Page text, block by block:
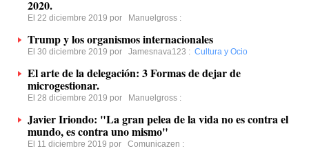
2020.
El 22 diciembre 2019 por Manuelgross :
Trump y los organismos internacionales
El 30 diciembre 2019 por Jamesnava123 : Cultura y Ocio
El arte de la delegación: 3 Formas de dejar de
microgestionar.
El 28 diciembre 2019 por Manuelgross :
Javier Iriondo: "La gran pelea de la vida no es contra el
mundo, es contra uno mismo"
El 11 diciembre 2019 por Comunicazen :